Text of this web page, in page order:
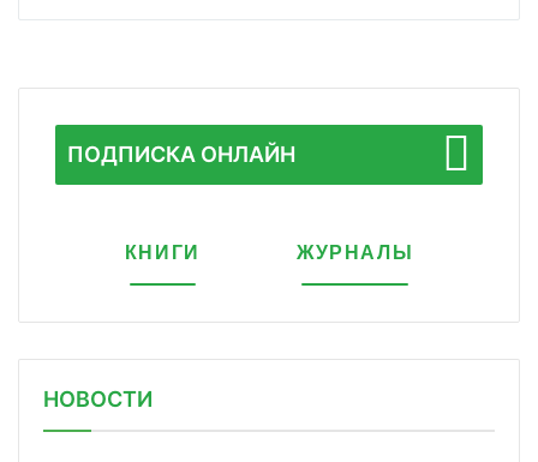
ПОДПИСКА ОНЛАЙН
КНИГИ ЖУРНАЛЫ
НОВОСТИ